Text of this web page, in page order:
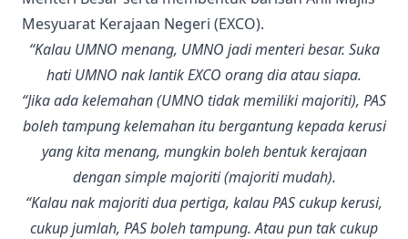
Mesyuarat Kerajaan Negeri (EXCO).
“Kalau UMNO menang, UMNO jadi menteri besar. Suka
hati UMNO nak lantik EXCO orang dia atau siapa.
“Jika ada kelemahan (UMNO tidak memiliki majoriti), PAS
boleh tampung kelemahan itu bergantung kepada kerusi
yang kita menang, mungkin boleh bentuk kerajaan
dengan simple majoriti (majoriti mudah).
“Kalau nak majoriti dua pertiga, kalau PAS cukup kerusi,
cukup jumlah, PAS boleh tampung. Atau pun tak cukup